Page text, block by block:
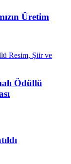
Üretim
Ödüllü